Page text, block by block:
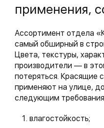
применения,
Ассортимент отдела
самый обширный в
Цвета, текстуры,
производители — в
потеряться. Красящие
применяют на улице,
следующим
влагостойкость;